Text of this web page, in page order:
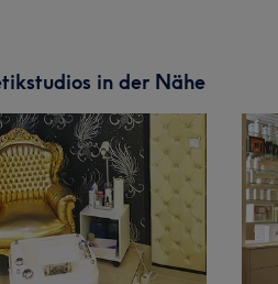
in der Nähe